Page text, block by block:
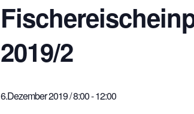
2019/2
6.Dezember 2019 / 8:00-12:00